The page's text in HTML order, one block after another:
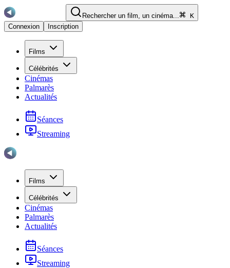
Rechercher un film, un cinéma...
K
Connexion
Inscription
Films
Célébrités
Cinémas
Palmarès
Actualités
Séances
Streaming
Films
Célébrités
Cinémas
Palmarès
Actualités
Séances
Streaming